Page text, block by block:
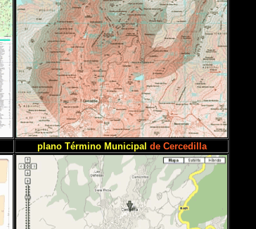
plano Término Municipal de Cercedilla